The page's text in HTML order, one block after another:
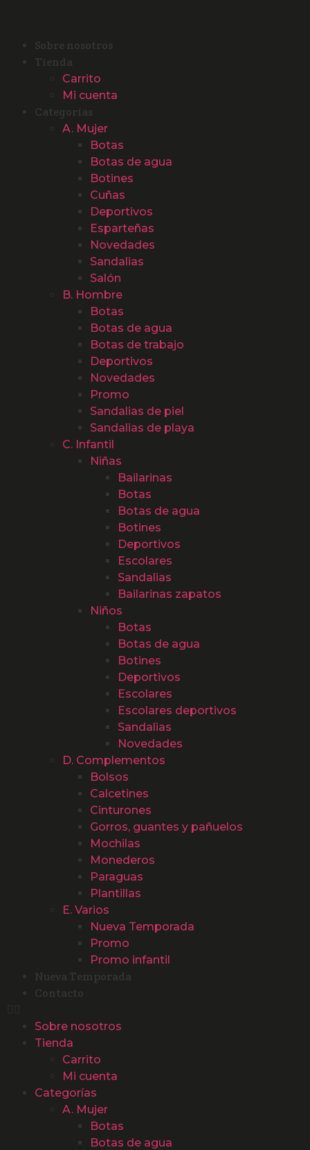
Sobre nosotros
Tienda
Carrito
Mi cuenta
Categorías
A. Mujer
Botas
Botas de agua
Botines
Cuñas
Deportivos
Esparteñas
Novedades
Sandalias
Salón
B. Hombre
Botas
Botas de agua
Botas de trabajo
Deportivos
Novedades
Promo
Sandalias de piel
Sandalias de playa
C. Infantil
Niñas
Bailarinas
Botas
Botas de agua
Botines
Deportivos
Escolares
Sandalias
Bailarinas zapatos
Niños
Botas
Botas de agua
Botines
Deportivos
Escolares
Escolares deportivos
Sandalias
Novedades
D. Complementos
Bolsos
Calcetines
Cinturones
Gorros, guantes y pañuelos
Mochilas
Monederos
Paraguas
Plantillas
E. Varios
Nueva Temporada
Promo
Promo infantil
Nueva Temporada
Contacto
Sobre nosotros
Tienda
Carrito
Mi cuenta
Categorías
A. Mujer
Botas
Botas de agua